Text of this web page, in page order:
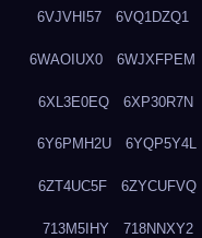
6VJVHI57 6VQ1DZQ1
6WAOIUX0 6WJXFPEM
6XL3E0EQ 6XP30R7N
6Y6PMH2U 6YQP5Y4L
6ZT4UC5F 6ZYCUFVQ
713M5IHY 718NNXY2